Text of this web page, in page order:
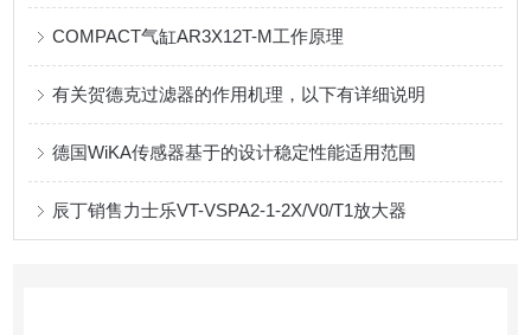
COMPACT气缸AR3X12T-M工作原理
有关贺德克过滤器的作用机理，以下有详细说明
德国WiKA传感器基于的设计稳定性能适用范围
辰丁销售力士乐VT-VSPA2-1-2X/V0/T1放大器